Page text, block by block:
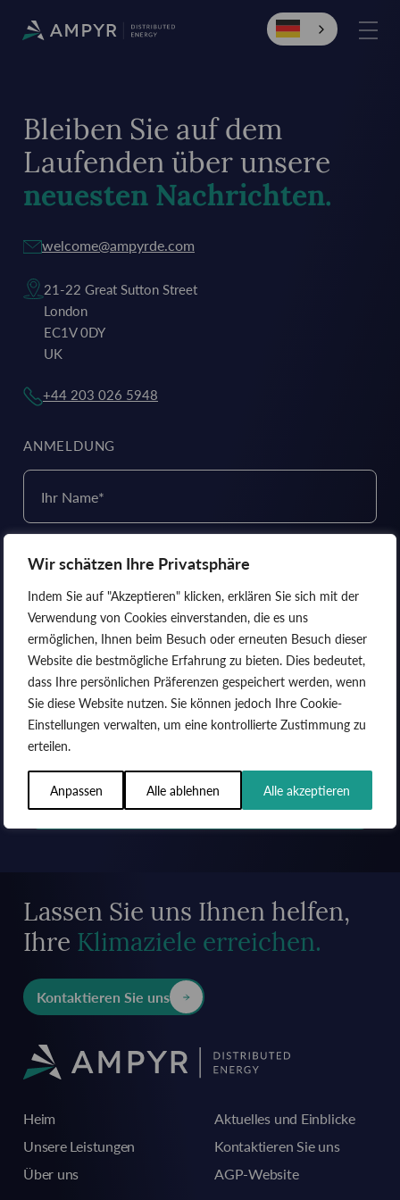
Wir schätzen Ihre Privatsphäre
Indem Sie auf "Akzeptieren" klicken, erklären Sie sich mit der
Verwendung von Cookies einverstanden, die es uns
ermöglichen, Ihnen beim Besuch oder erneuten Besuch dieser
Website die bestmögliche Erfahrung zu bieten. Dies bedeutet,
dass Ihre persönlichen Präferenzen gespeichert werden, wenn
Sie diese Website nutzen. Sie können jedoch Ihre Cookie-
Einstellungen verwalten, um eine kontrollierte Zustimmung zu
erteilen.
Anpassen Alle ablehnen Alle akzeptieren
Bleiben Sie auf dem
Laufenden über unsere
neuesten Nachrichten.
welcome@ampyrde.com
21-22 Great Sutton Street
London
EC1V 0DY
UK
+44 203 026 5948
ANMELDUNG
Ihr Name*
E-Mail Adresse*
Mit der Angabe Ihrer E-Mail-Adresse erklären Sie sich damit
einverstanden, dass AMPYR Distributed Energy Ihre Daten zu
Marketingzwecken in Übereinstimmung mit unserer
Datenschutzrichtlinieverarbeitet. Sie können sich jederzeit
abmelden.*
Anmeldung
Lassen Sie uns Ihnen helfen,
Ihre Klimaziele erreichen.
Kontaktieren Sie uns
Heim
Unsere Leistungen
Über uns
Aktuelles und Einblicke
Kontaktieren Sie uns
AGP-Website